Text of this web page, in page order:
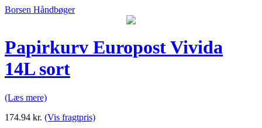
Borsen Håndbøger
Papirkurv Europost Vivida
14L sort
(Læs mere)
174.94 kr. (Vis fragtpris)